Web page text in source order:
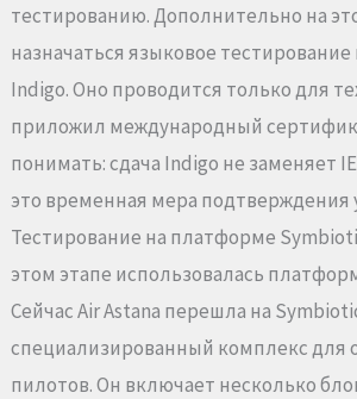
тестированию. Дополнительно на
назначаться языковое
Indigo. Оно проводится только для
приложил международный
понимать: сдача Indigo не заменяет
это временная мера подтверждения
Тестирование на платформе
этом этапе использовалась
Сейчас Air Astana перешла на
специализированный комплекс для
пилотов. Он включает несколько